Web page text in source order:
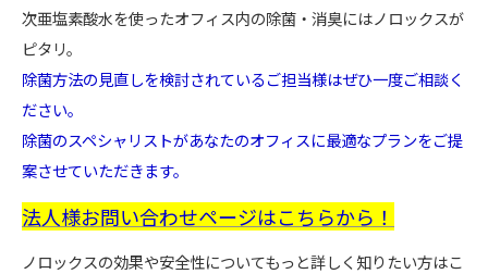
次亜塩素酸水を使ったオフィス内の除菌・消臭にはノロックスが
ピタリ。
除菌方法の見直しを検討されているご担当様はぜひ一度ご相談く
ださい。
除菌のスペシャリストがあなたのオフィスに最適なプランをご提
案させていただきます。
法人様お問い合わせページはこちらから！
ノロックスの効果や安全性についてもっと詳しく知りたい方はこ